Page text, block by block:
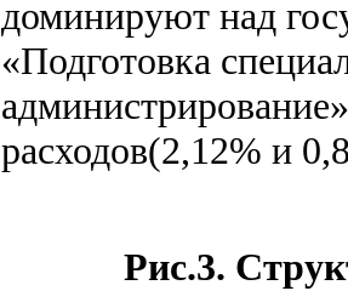
доминируют над
«Подготовка
расходов(2,12% и
Рис.3.